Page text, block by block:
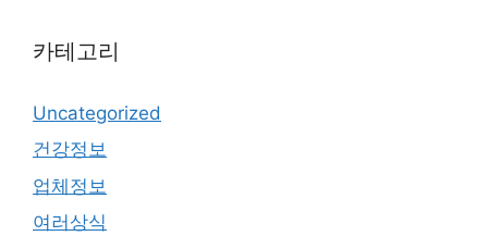
카테고리
Uncategorized
건강정보
업체정보
여러상식